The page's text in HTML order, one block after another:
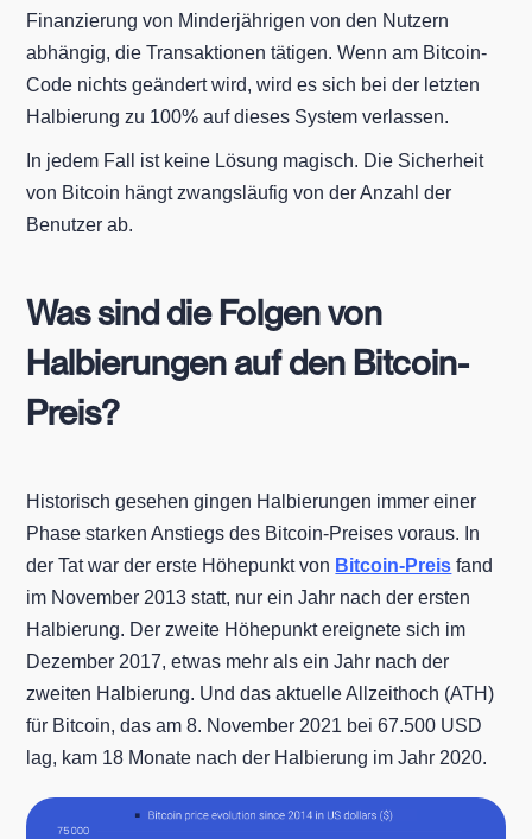
Finanzierung von Minderjährigen von den Nutzern
abhängig, die Transaktionen tätigen. Wenn am Bitcoin-
Code nichts geändert wird, wird es sich bei der letzten
Halbierung zu 100% auf dieses System verlassen.
In jedem Fall ist keine Lösung magisch. Die Sicherheit
von Bitcoin hängt zwangsläufig von der Anzahl der
Benutzer ab.
Was sind die Folgen von
Halbierungen auf den Bitcoin-
Preis?
Historisch gesehen gingen Halbierungen immer einer
Phase starken Anstiegs des Bitcoin-Preises voraus. In
der Tat war der erste Höhepunkt von Bitcoin-Preis fand
im November 2013 statt, nur ein Jahr nach der ersten
Halbierung. Der zweite Höhepunkt ereignete sich im
Dezember 2017, etwas mehr als ein Jahr nach der
zweiten Halbierung. Und das aktuelle Allzeithoch (ATH)
für Bitcoin, das am 8. November 2021 bei 67.500 USD
lag, kam 18 Monate nach der Halbierung im Jahr 2020.